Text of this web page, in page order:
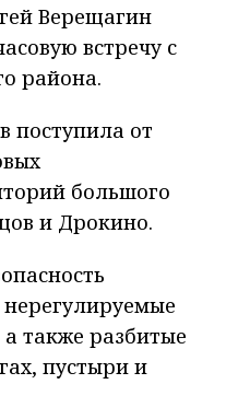
Верещагин
встречу с
района.
поступила от
большого
и Дрокино.
также разбитые
пустыри и